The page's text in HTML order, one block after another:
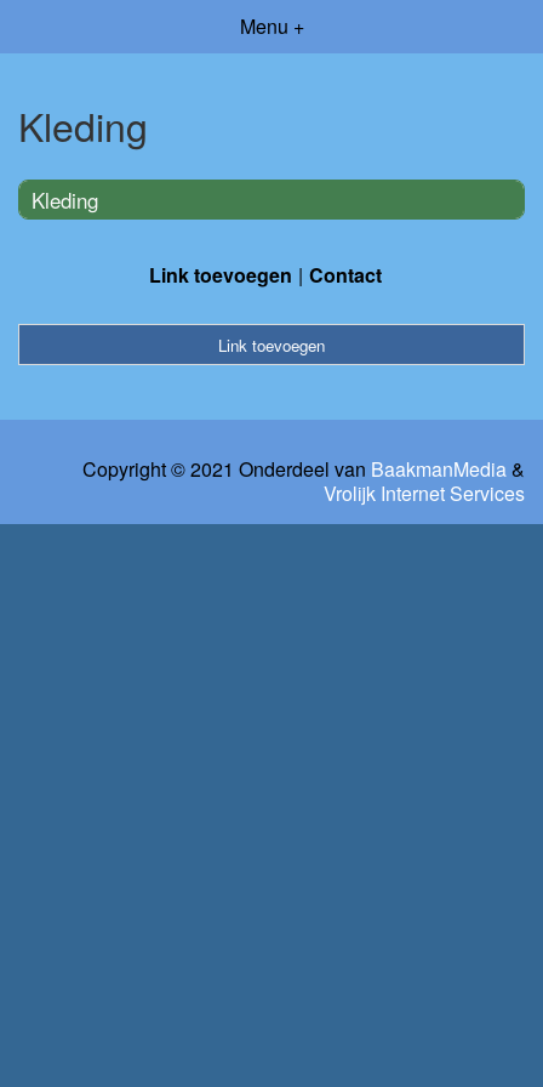
Menu +
Kleding
Kleding
Link toevoegen Contact
Link toevoegen
Copyright © 2021 Onderdeel van BaakmanMedia&
Vrolijk Internet Services